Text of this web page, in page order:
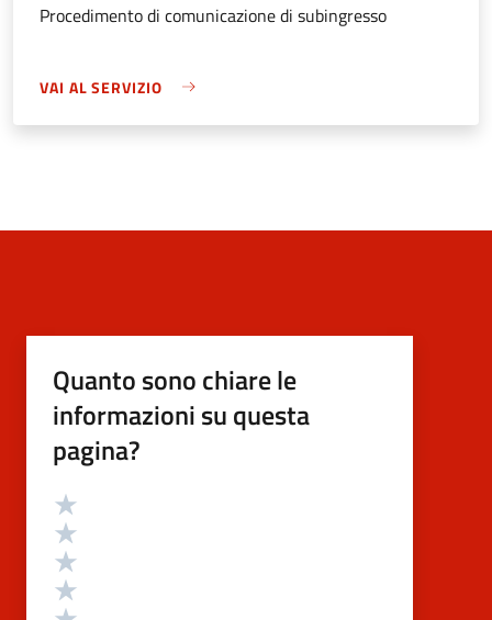
Procedimento di comunicazione di subingresso
VAI AL SERVIZIO
Quanto sono chiare le
informazioni su questa
pagina?
Valutazione